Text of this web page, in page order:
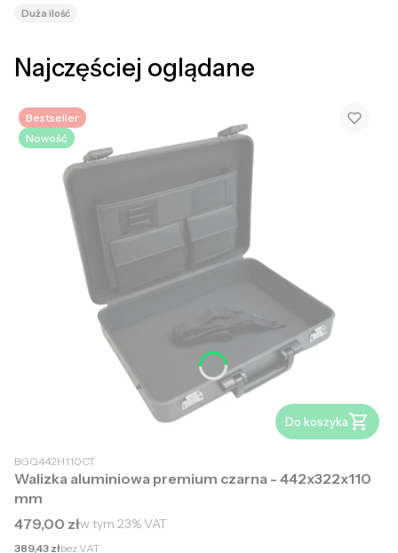
Duża ilość
Najczęściej oglądane
Bestseller
Nowość
Do koszyka
BGQ442H110CT
Walizka aluminiowa premium czarna - 442x322x110
mm
Cena brutto
479,00 złw tym 23%VAT
Cena netto
389,43 złbez VAT